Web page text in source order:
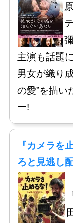
主演も話題
男女が織り
の愛”を描い
ー!
『カメラを
ろと見逃し